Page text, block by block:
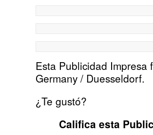
Esta Publicidad
Germany / Duesseldorf.
¿Te gustó?
Califica esta